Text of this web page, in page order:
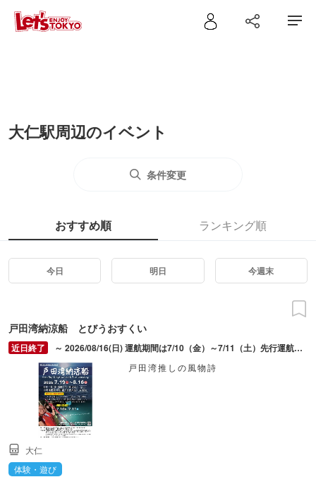
大仁駅周辺のイベント
条件変更
おすすめ順 ランキング順
今日 明日 今週末
戸田湾納涼船 とびうおすくい
～ 2026/08/16(日) 運航期間は7/10（金）～7/11（土）先行運航、7/19（日）～8/16（日）。6/22より戸田観光協会ホームページイベントフォームより申込。予約日の19:50までに中央桟橋乗船乗り場に集合。
戸田湾推しの風物詩
大仁
体験・遊び